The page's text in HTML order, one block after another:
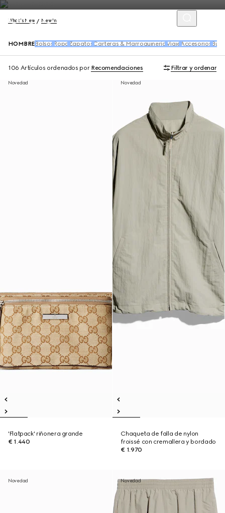
What's New New In
HOMBRE Bolsos Ropa Zapatos Carteras & Marroquinería Viaje Accesorios
106 Artículos ordenados por Recomendaciones Filtrar y ordenar
Novedad
'Flatpack' riñonera grande
€ 1.440
Novedad
Chaqueta de falla de nylon
froissé con cremallera y bordado
€ 1.970
Novedad Novedad